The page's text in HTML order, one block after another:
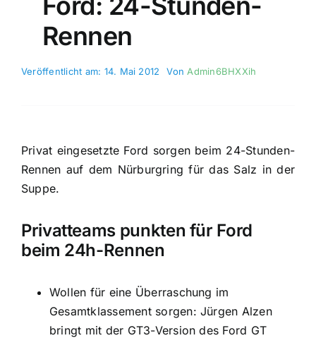
Rennen
Veröffentlicht am: 14. Mai 2012 Von Admin6BHXXih
Privat eingesetzte Ford sorgen beim 24-Stunden-
Rennen auf dem Nürburgring für das Salz in der
Suppe.
Privatteams punkten für Ford
beim 24h-Rennen
Wollen für eine Überraschung im
Gesamtklassement sorgen: Jürgen Alzen
bringt mit der GT3-Version des Ford GT